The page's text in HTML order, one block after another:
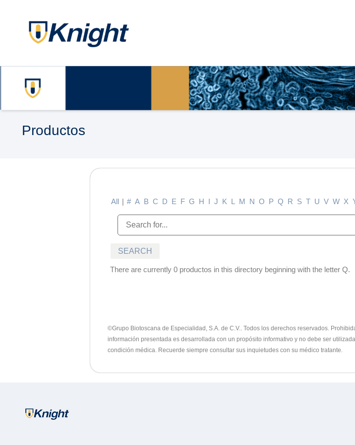
Productos
All | # A B C D E F G H I J K L M N O P Q R S T U V W X
There are currently 0 productos in this directory beginning with the letter Q.
©Grupo Biotoscana de Especialidad, S.A. de C.V.. Todos los derechos reservados.
información presentada es desarrollada con un propósito informativo y no debe ser
condición médica. Recuerde siempre consultar sus inquietudes con su médico tratante.